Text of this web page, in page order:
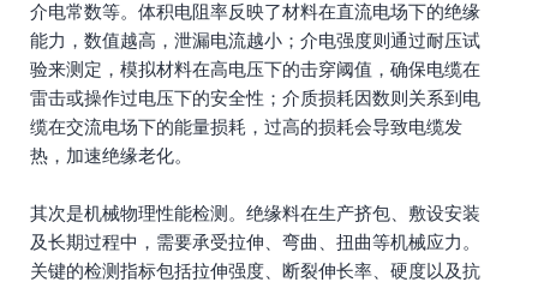
介电常数等。体积电阻率反映了材料在直流电场下的绝缘
能力，数值越高，泄漏电流越小；介电强度则通过耐压试
验来测定，模拟材料在高电压下的击穿阈值，确保电缆在
雷击或操作过电压下的安全性；介质损耗因数则关系到电
缆在交流电场下的能量损耗，过高的损耗会导致电缆发
热，加速绝缘老化。
其次是机械物理性能检测。绝缘料在生产挤包、敷设安装
及长期过程中，需要承受拉伸、弯曲、扭曲等机械应力。
关键的检测指标包括拉伸强度、断裂伸长率、硬度以及抗